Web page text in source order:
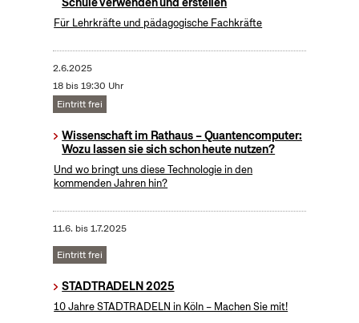
Für Lehrkräfte und pädagogische Fachkräfte
2.6.2025
18 bis 19:30 Uhr
Eintritt frei
Wissenschaft im Rathaus – Quantencomputer:
Wozu lassen sie sich schon heute nutzen?
Und wo bringt uns diese Technologie in den
kommenden Jahren hin?
11.6. bis1.7.2025
Eintritt frei
STADTRADELN 2025
10 Jahre STADTRADELN in Köln – Machen Sie mit!